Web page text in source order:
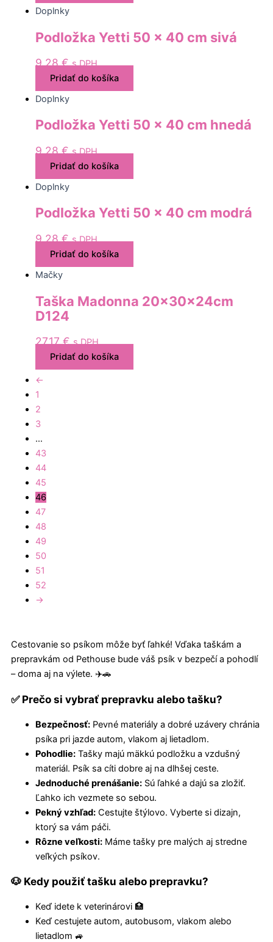
Doplnky
Podložka Yetti 50 x 40 cm sivá
9,28€ s DPH
Pridať do košíka
Doplnky
Podložka Yetti 50 x 40 cm hnedá
9,28€ s DPH
Pridať do košíka
Doplnky
Podložka Yetti 50 x 40 cm modrá
9,28€ s DPH
Pridať do košíka
Mačky
Taška Madonna 20x30x24cm
D124
27,17€ s DPH
Pridať do košíka
←
1
2
3
…
43
44
45
46
47
48
49
50
51
52
→
Cestovanie so psíkom môže byť ľahké! Vďaka taškám a
prepravkám od Pethouse bude váš psík v bezpečí a pohodlí
– doma aj na výlete. ✈️🚗
✅ Prečo si vybrať prepravku alebo tašku?
Bezpečnosť: Pevné materiály a dobré uzávery chránia
psíka pri jazde autom, vlakom aj lietadlom.
Pohodlie: Tašky majú mäkkú podložku a vzdušný
materiál. Psík sa cíti dobre aj na dlhšej ceste.
Jednoduché prenášanie: Sú ľahké a dajú sa zložiť.
Ľahko ich vezmete so sebou.
Pekný vzhľad: Cestujte štýlovo. Vyberte si dizajn,
ktorý sa vám páči.
Rôzne veľkosti: Máme tašky pre malých aj stredne
veľkých psíkov.
🐶 Kedy použiť tašku alebo prepravku?
Keď idete k veterinárovi 🏥
Keď cestujete autom, autobusom, vlakom alebo
lietadlom 🚙